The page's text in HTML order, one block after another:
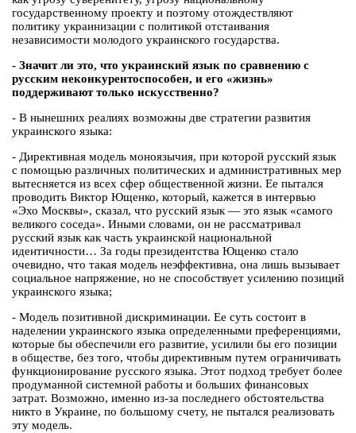
государственному проекту и поэтому отождествляют
политику украинизации с политикой отстаивания
независимости молодого украинского государства.
- Значит ли это, что украинский язык по сравнению с
русским неконкурентоспособен, и его «жизнь»
поддерживают только искусственно?
- В нынешних реалиях возможны две стратегии развития
украинского языка:
- Директивная модель моноязычия, при которой русский язык
с помощью различных политических и административных мер
вытесняется из всех сфер общественной жизни. Ее пытался
проводить Виктор Ющенко, который, кажется в интервью
«Эхо Москвы», сказал, что русский язык — это язык «самого
великого соседа». Иными словами, он не рассматривал
русский язык как часть украинской национальной
идентичности… За годы президентства Ющенко стало
очевидно, что такая модель неэффективна, она лишь вызывает
социальное напряжение, но не способствует усилению позиций
украинского языка;
- Модель позитивной дискриминации. Ее суть состоит в
наделении украинского языка определенными преференциями,
которые бы обеспечили его развитие, усилили бы его позиции
в обществе, без того, чтобы директивным путем ограничивать
функционирование русского языка. Этот подход требует более
продуманной системной работы и больших финансовых
затрат. Возможно, именно из-за последнего обстоятельства
никто в Украине, по большому счету, не пытался реализовать
эту модель.